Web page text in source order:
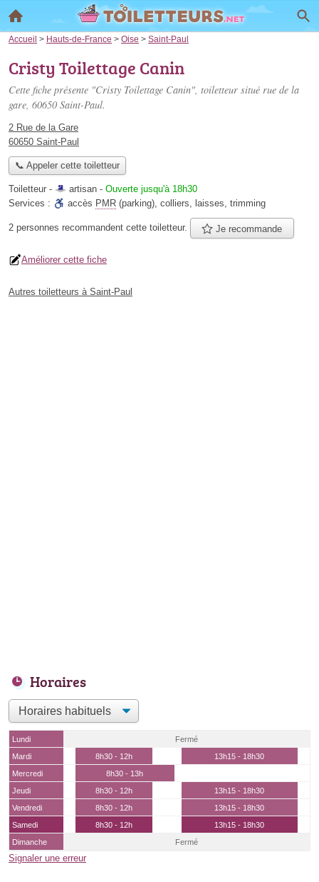
Accueil > Hauts-de-France > Oise > Saint-Paul
Cristy Toilettage Canin
Cette fiche présente "Cristy Toilettage Canin", toiletteur situé rue de la
gare, 60650 Saint-Paul.
2 Rue de la Gare
60650 Saint-Paul
📞 Appeler cette toiletteur
Toiletteur - artisan - Ouverte jusqu'à 18h30
Services :
accès PMR (parking), colliers, laisses, trimming
2 personnes recommandent cette toiletteur. Je recommande
Améliorer cette fiche
Autres toiletteurs à Saint-Paul
Horaires
Lundi
Fermé
Mardi
8h30 - 12h
13h15 - 18h30
Mercredi
8h30 - 13h
Jeudi
8h30 - 12h
13h15 - 18h30
Vendredi
8h30 - 12h
13h15 - 18h30
Samedi
8h30 - 12h
13h15 - 18h30
Dimanche
Fermé
Signaler une erreur